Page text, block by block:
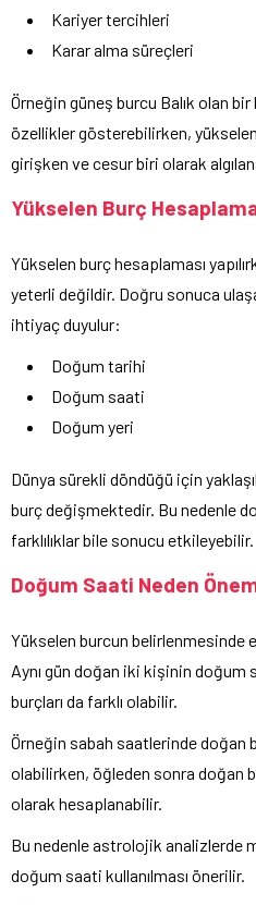
Kariyer tercihleri
Karar alma süreçleri
Örneğin güneş burcu Balık olan
özellikler gösterebilirken,
girişken ve cesur biri olarak
Yükselen Burç Hesaplama
Yükselen burç hesaplaması
yeterli değildir. Doğru sonuca
ihtiyaç duyulur:
Doğum tarihi
Doğum saati
Doğum yeri
Dünya sürekli döndüğü için
burç değişmektedir. Bu nedenle
farklılıklar bile sonucu etkileyebilir.
Doğum Saati Neden
Yükselen burcun belirlenmesinde
Aynı gün doğan iki kişinin doğum
burçları da farklı olabilir.
Örneğin sabah saatlerinde doğan
olabilirken, öğleden sonra doğan
olarak hesaplanabilir.
Bu nedenle astrolojik analizlerde
doğum saati kullanılması önerilir.